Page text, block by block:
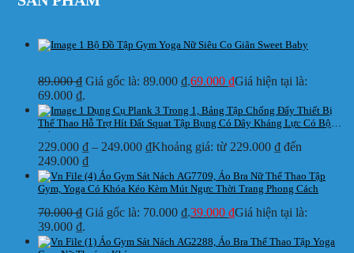
Bộ Đồ Tập Gym Yoga Nữ Siêu Co Giãn Sweet Baby
89.000₫ Giá gốc là: 89.000 ₫.69.000 ₫Giá hiện tại là:
69.000 ₫.
Dụng Cụ Plank 3 Trong 1, Bảng Tập Chống Đẩy Thiết Bị
Thể Thao Hỗ Trợ Hít Đất Squat Tập Bụng Có Dây Kháng Lực Có Bộ
Đếm
229.000 ₫ – 249.000 ₫Khoảng giá: từ 229.000 ₫ đến
249.000 ₫
Áo Gym Sát Nách AG7709, Áo Bra Nữ Thể Thao Tập
Gym, Yoga Có Khóa Kéo Kèm Mút Ngực Thời Trang Phong Cách
70.000₫ Giá gốc là: 70.000 ₫.39.000 ₫Giá hiện tại là:
39.000 ₫.
Áo Gym Sát Nách AG2288, Áo Bra Thể Thao Tập Yoga